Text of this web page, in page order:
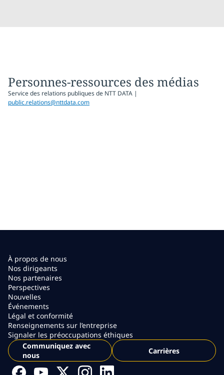
Personnes-ressources des médias
Service des relations publiques de NTT DATA |
public.relations@nttdata.com
À propos de nous
Nos dirigeants
Nos partenaires
Perspectives
Nouvelles
Événements
Légal et conformité
Renseignements sur l’entreprise
Signaler les préoccupations éthiques
Communiquez avec
nous
Carrières